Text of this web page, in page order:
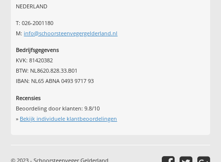
NEDERLAND
T: 026-2001180
M: info@schoorsteenvegergelderland.nl
Bedrijfsgegevens
KVK: 81420382
BTW: NL8620.828.33.B01
IBAN: NL65 ABNA 0493 9717 93
Recensies
Beoordeling door klanten:9.8/10
» Bekijk individuele klantbeoordelingen
© 2023 - Schoorsteenveger Gelderland